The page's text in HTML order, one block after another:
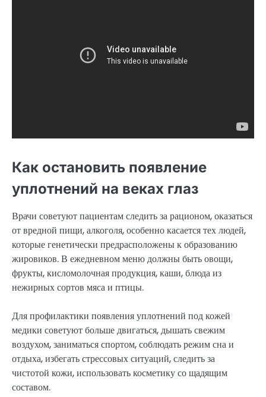
Как остановить появление
уплотнений на веках глаз
Врачи советуют пациентам следить за рационом, оказаться
от вредной пищи, алкоголя, особенно касается тех людей,
которые генетически предрасположены к образованию
жировиков. В ежедневном меню должны быть овощи,
фрукты, кисломолочная продукция, каши, блюда из
нежирных сортов мяса и птицы.
Для профилактики появления уплотнений под кожей
медики советуют больше двигаться, дышать свежим
воздухом, заниматься спортом, соблюдать режим сна и
отдыха, избегать стрессовых ситуаций, следить за
чистотой кожи, использовать косметику со щадящим
составом.